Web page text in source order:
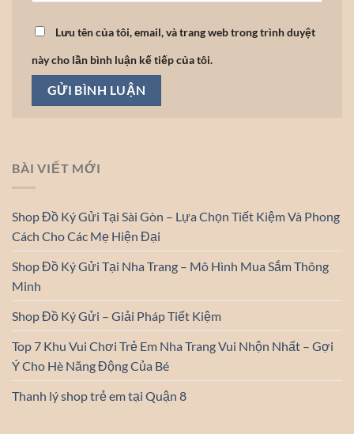
BÀI VIẾT MỚI
Shop Đồ Ký Gửi Tại Sài Gòn – Lựa Chọn Tiết Kiệm Và Phong
Cách Cho Các Mẹ Hiện Đại
Shop Đồ Ký Gửi Tại Nha Trang – Mô Hình Mua Sắm Thông
Minh
Shop Đồ Ký Gửi – Giải Pháp Tiết Kiệm
Top 7 Khu Vui Chơi Trẻ Em Nha Trang Vui Nhộn Nhất – Gợi
Ý Cho Hè Năng Động Của Bé
Thanh lý shop trẻ em tại Quận 8
Lưu tên của tôi, email, và trang web trong trình duyệt
này cho lần bình luận kế tiếp của tôi.